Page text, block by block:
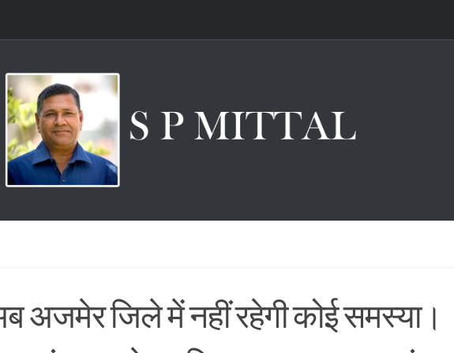
अजमेर जिले में नहीं रहेगी कोई समस्या।